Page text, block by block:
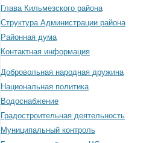
Глава Кильмезского района
Структура Администрации района
Районная дума
Контактная информация
Добровольная народная дружина
Национальная политика
Водоснабжение
Градостроительная деятельность
Муниципальный контроль